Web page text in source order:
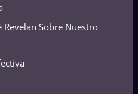
Revelan Sobre Nuestro